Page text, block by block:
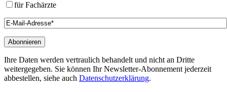
für Fachärzte
Ihre Daten werden vertraulich behandelt und nicht an Dritte
weitergegeben. Sie können Ihr Newsletter-Abonnement jederzeit
abbestellen, siehe auch Datenschutzerklärung.